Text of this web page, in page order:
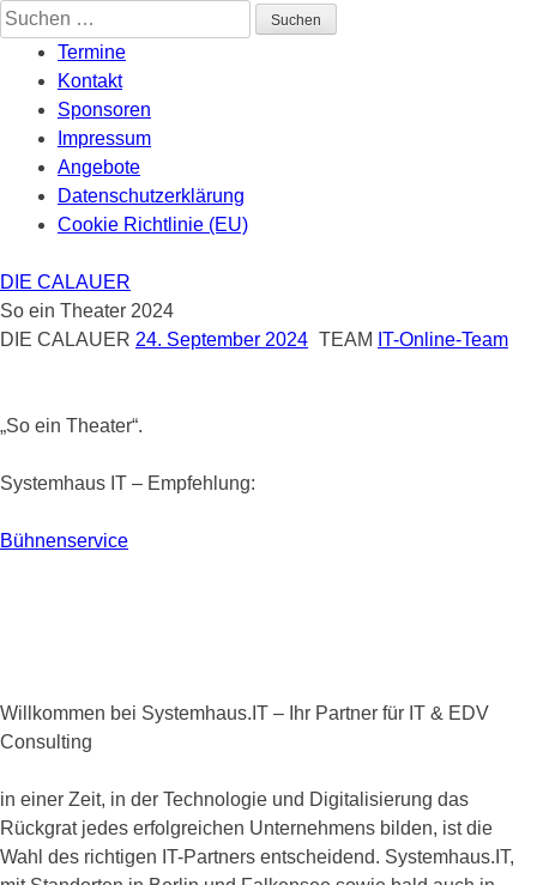
Skip
to
content
Suchen
nach:
Termine
Kontakt
Sponsoren
Impressum
Angebote
Datenschutzerklärung
Cookie Richtlinie (EU)
DIE CALAUER
So ein Theater 2024
DIE CALAUER 24. September 2024 TEAM IT-Online-Team
„So ein Theater“.
Systemhaus IT – Empfehlung:
Bühnenservice
Willkommen bei Systemhaus.IT – Ihr Partner für IT & EDV
Consulting
in einer Zeit, in der Technologie und Digitalisierung das
Rückgrat jedes erfolgreichen Unternehmens bilden, ist die
Wahl des richtigen IT-Partners entscheidend. Systemhaus.IT,